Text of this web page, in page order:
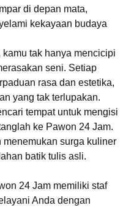
di depan mata,
kekayaan budaya
kamu tak hanya mencicipi
seni. Setiap
rasa dan estetika,
yang tak terlupakan.
tempat untuk mengisi
ke Pawon 24 Jam.
menemukan surga kuliner
batik tulis asli.
24 Jam memiliki staf
Anda dengan